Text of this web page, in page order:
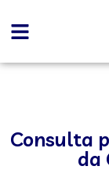
Consulta
da